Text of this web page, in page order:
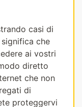
casi di
che
ai vostri
diretto
che non
di
proteggervi